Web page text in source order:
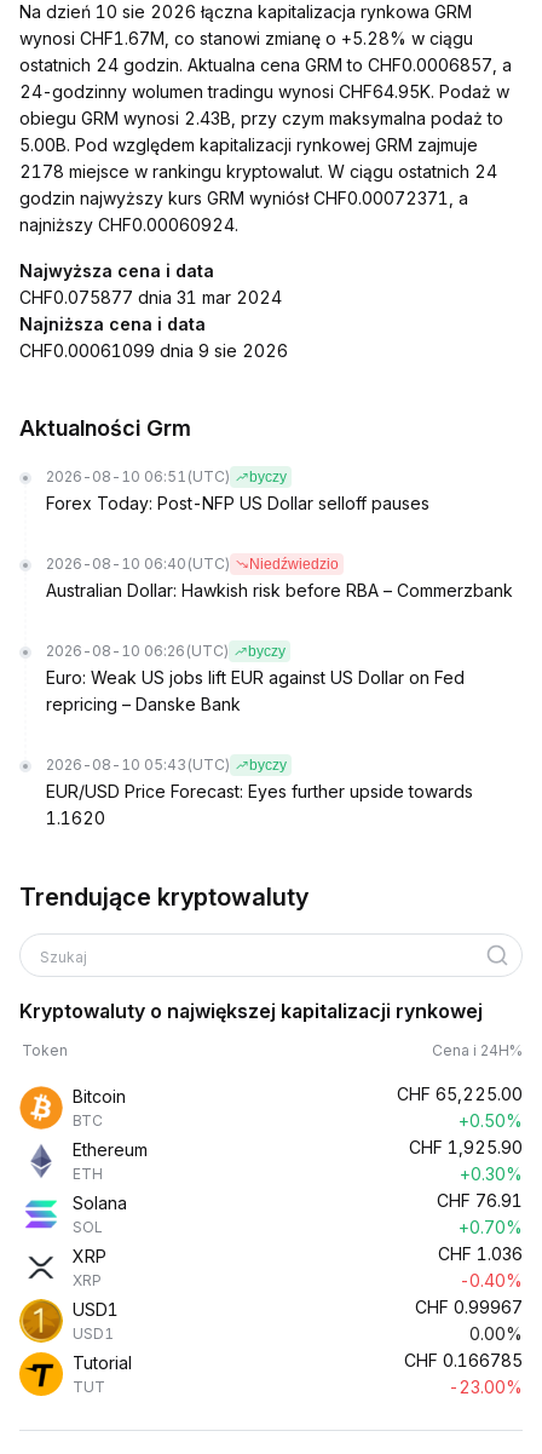
Na dzień 10 sie 2026 łączna kapitalizacja rynkowa GRM
wynosi CHF1.67M, co stanowi zmianę o +5.28% w ciągu
ostatnich 24 godzin. Aktualna cena GRM to CHF0.0006857, a
24-godzinny wolumen tradingu wynosi CHF64.95K. Podaż w
obiegu GRM wynosi 2.43B, przy czym maksymalna podaż to
5.00B. Pod względem kapitalizacji rynkowej GRM zajmuje
2178 miejsce w rankingu kryptowalut. W ciągu ostatnich 24
godzin najwyższy kurs GRM wyniósł CHF0.00072371, a
najniższy CHF0.00060924.
Najwyższa cena i data
CHF0.075877 dnia 31 mar 2024
Najniższa cena i data
CHF0.00061099 dnia 9 sie 2026
Aktualności Grm
2026-08-10 06:51 (UTC) byczy
Forex Today: Post-NFP US Dollar selloff pauses
2026-08-10 06:40 (UTC) Niedźwiedzio
Australian Dollar: Hawkish risk before RBA – Commerzbank
2026-08-10 06:26 (UTC) byczy
Euro: Weak US jobs lift EUR against US Dollar on Fed
repricing – Danske Bank
2026-08-10 05:43 (UTC) byczy
EUR/USD Price Forecast: Eyes further upside towards
1.1620
Trendujące kryptowaluty
Szukaj
Kryptowaluty o największej kapitalizacji rynkowej
Token Cena i 24H%
Bitcoin
BTC
CHF 65,225.00
+0.50%
Ethereum
ETH
CHF 1,925.90
+0.30%
Solana
SOL
CHF 76.91
+0.70%
XRP
XRP
CHF 1.036
-0.40%
USD1
USD1
CHF 0.99967
0.00%
Tutorial
TUT
CHF 0.166785
-23.00%